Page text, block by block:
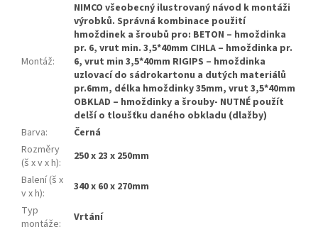
Montáž:
NIMCO všeobecný ilustrovaný návod k montáži
výrobků. Správná kombinace použití
hmoždinek a šroubů pro: BETON – hmoždinka
pr. 6, vrut min. 3,5*40mm CIHLA – hmoždinka pr.
6, vrut min 3,5*40mm RIGIPS – hmoždinka
uzlovací do sádrokartonu a dutých materiálů
pr.6mm, délka hmoždinky 35mm, vrut 3,5*40mm
OBKLAD – hmoždinky a šrouby- NUTNÉ použít
delší o tloušťku daného obkladu (dlažby)
Barva:
Černá
Rozměry
(š x v x h):
250 x 23 x 250mm
Balení (š x
v x h):
340 x 60 x 270mm
Typ
montáže: Vrtání